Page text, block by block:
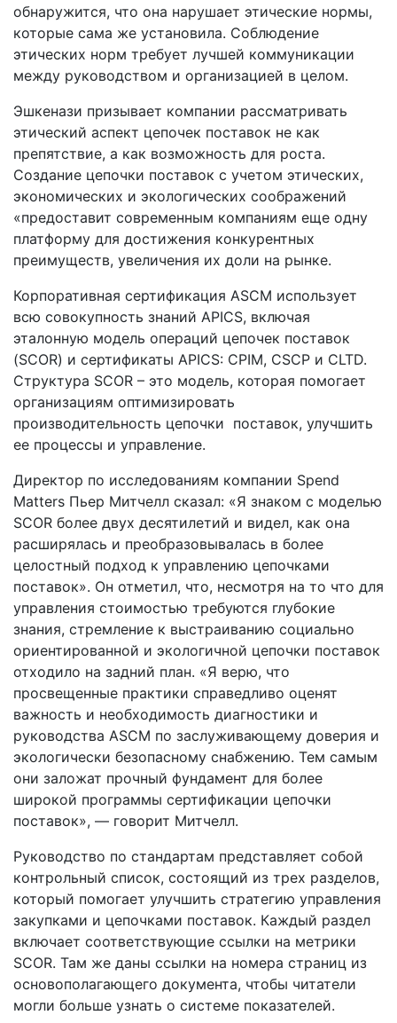
обнаружится, что она нарушает этические нормы,
которые сама же установила. Соблюдение
этических норм требует лучшей коммуникации
между руководством и организацией в целом.
Эшкенази призывает компании рассматривать
этический аспект цепочек поставок не как
препятствие, а как возможность для роста.
Создание цепочки поставок с учетом этических,
экономических и экологических соображений
«предоставит современным компаниям еще одну
платформу для достижения конкурентных
преимуществ, увеличения их доли на рынке.
Корпоративная сертификация ASCM использует
всю совокупность знаний APICS, включая
эталонную модель операций цепочек поставок
(SCOR) и сертификаты APICS: CPIM, CSCP и CLTD.
Структура SCOR – это модель, которая помогает
организациям оптимизировать
производительность цепочки поставок, улучшить
ее процессы и управление.
Директор по исследованиям компании Spend
Matters Пьер Митчелл сказал: «Я знаком с моделью
SCOR более двух десятилетий и видел, как она
расширялась и преобразовывалась в более
целостный подход к управлению цепочками
поставок». Он отметил, что, несмотря на то что для
управления стоимостью требуются глубокие
знания, стремление к выстраиванию социально
ориентированной и экологичной цепочки поставок
отходило на задний план. «Я верю, что
просвещенные практики справедливо оценят
важность и необходимость диагностики и
руководства ASCM по заслуживающему доверия и
экологически безопасному снабжению. Тем самым
они заложат прочный фундамент для более
широкой программы сертификации цепочки
поставок», — говорит Митчелл.
Руководство по стандартам представляет собой
контрольный список, состоящий из трех разделов,
который помогает улучшить стратегию управления
закупками и цепочками поставок. Каждый раздел
включает соответствующие ссылки на метрики
SCOR. Там же даны ссылки на номера страниц из
основополагающего документа, чтобы читатели
могли больше узнать о системе показателей.